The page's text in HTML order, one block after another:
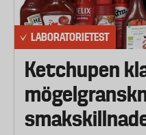
LABORATORIETEST
Ketchupen